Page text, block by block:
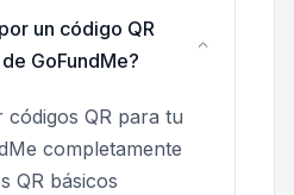
un código QR
GoFundMe?
QR para tu
completamente
QR básicos